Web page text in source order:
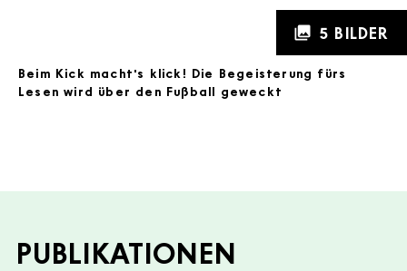
Beim Kick macht's klick! Die Begeisterung fürs
Lesen wird über den Fußball geweckt
5 BILDER
PUBLIKATIONEN